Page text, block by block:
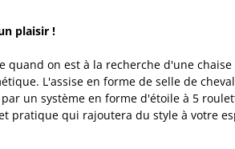
plaisir !
on est à la recherche d'une
L'assise en forme de selle de
un système en forme d'étoile à 5
pratique qui rajoutera du style à votre